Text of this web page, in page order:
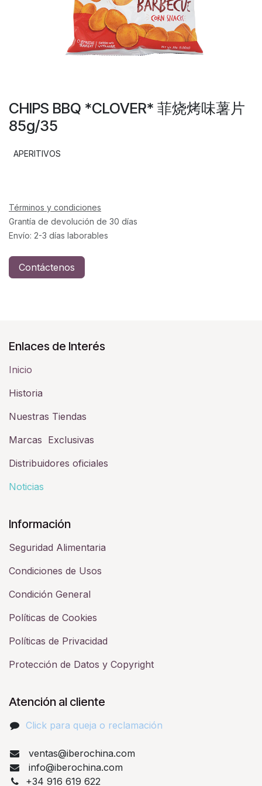
CHIPS BBQ *CLOVER* 菲烧烤味薯片
85g/35
APERITIVOS
Términos y condiciones
Grantía de devolución de 30 días
Envío: 2-3 días laborables
Contáctenos
Enlaces de Interés
Inicio
Historia​
Nuestras Tiendas
Marcas Exclusivas
Distribuidores oficiales
Noticias
Información
Seguridad Alimentaria
Condiciones de Usos
Condición General
Políticas de Cookies
Políticas de Privacidad
Protección de Datos y Copyright
Atención al cliente
Click para queja o reclamación​
ventas@iberochina.com
info@iberochina.com
+34 916 619 622